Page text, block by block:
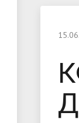
«НГПУ»
Оплата